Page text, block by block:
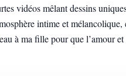
vidéos mêlant dessins
intime et
à ma fille pour que l’amour